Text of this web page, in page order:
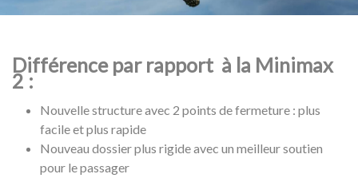
Différence par rapport à la Minimax
2 :
Nouvelle structure avec 2 points de fermeture : plus
facile et plus rapide
Nouveau dossier plus rigide avec un meilleur soutien
pour le passager